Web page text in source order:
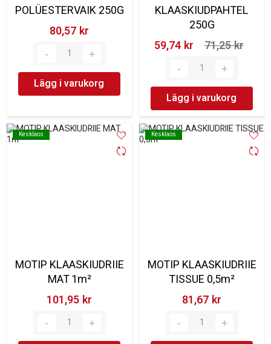
POLÜESTERVAIK 250G
80,57 kr‎
Lägg i varukorg
KLAASKIUDPAHTEL
250G
59,74 kr‎
71,25 kr‎
Lägg i varukorg
Kesklaos
Kesklaos
MOTIP KLAASKIUDRIIE
MAT 1m²
101,95 kr‎
Kesklaos
Kesklaos
MOTIP KLAASKIUDRIIE
TISSUE 0,5m²
81,67 kr‎